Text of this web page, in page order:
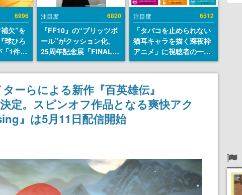
6996
欠”を
球ひろ
1件」
トをも
応し
キング
元やチ
手から
注目度 6820
『FF10』の“ブリッツボ
ール”がクッション化。
25周年記念展「FINAL
FANTASY X MUSEUM-
幻光の記憶-」のグッズ情
報が一部公開
注目度 6512
「タバコを止められない
猫耳キャラを描く深夜枠
アニメ」に視聴者の一部
から批判意見。違法薬物
の使用と思しき描写も含
めて、BPOが議論を交わ
す
ーらによる新作『百英雄伝』
定。スピンオフ作品となる爽快アク
』は5月11日配信開始